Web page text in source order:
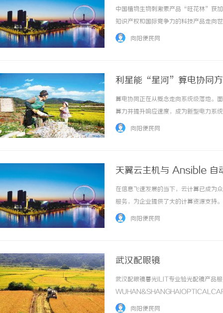
中国植物生物刺激素产品“旺花林”获
知识产权和国际竞争力的科技产品走向
的姿态参与全球产业发展，为经济绿色
向阳便民网
利星能“星河”算电协同方
算电协同正在从概念走向系统级落地。
算力并提升响应速度，成为新型电力系
河”分布式算电协同解决方案，以分布
向阳便民网
天翼云主机与 Ansible 自
在信息飞速发展的当下，云计算已成为
服务，为企业提供了大的计算资源支持
Ansible作为一款优秀的自动化工具，
向阳便民网
武汉配眼镜
武汉配眼镜暮光ILIT专业验光配镜产品
于武汉与上海设有4家门店。以完整验
向阳便民网